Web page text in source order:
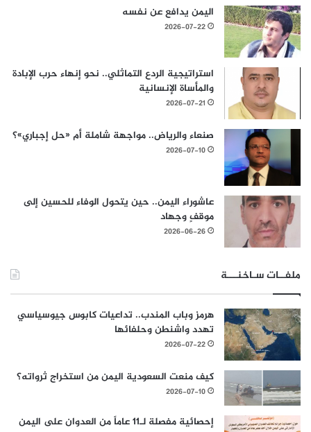
اليمن يدافع عن نفسه
2026-07-22
استراتيجية الردع التماثلي.. نحو إنهاء حرب الإبادة
والمأساة الإنسانية
2026-07-21
صنعاء والرياض.. مواجهة شاملة أم «حل إجباري»؟
2026-07-10
عاشوراء اليمن.. حين يتحول الوفاء للحسين إلى
موقفٍ وجهاد
2026-06-26
ملفــات سـاخنـــة
هرمز وباب المندب.. تداعيات كابوس جيوسياسي
تهدد واشنطن وحلفائها
2026-07-22
كيف منعت السعودية اليمن من استخراج ثرواته؟
2026-07-10
إحصائية مفصلة لـ11 عاماً من العدوان على اليمن